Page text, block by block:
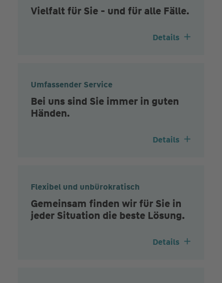
Vielfalt für Sie - und für alle Fälle.
Details
Umfassender Service
Bei uns sind Sie immer in guten
Händen.
Details
Flexibel und unbürokratisch
Gemeinsam finden wir für Sie in
jeder Situation die beste Lösung.
Details